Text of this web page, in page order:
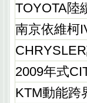
TOYOTA陸
南京依維柯
2009年式
KTM動能跨